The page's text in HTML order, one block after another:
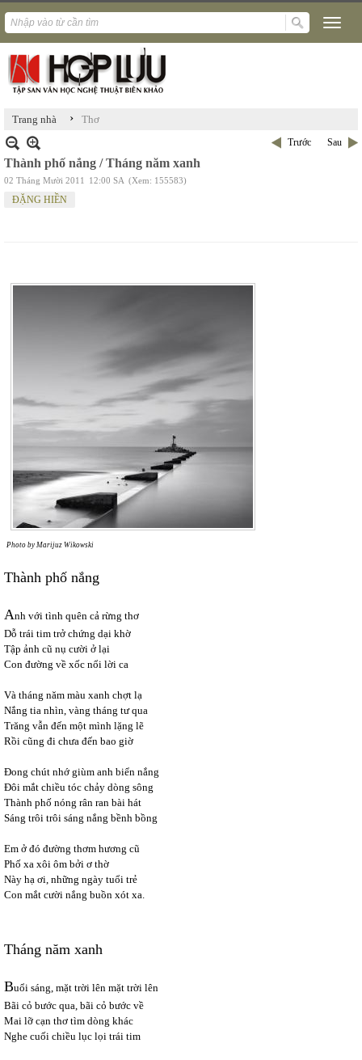
Trang nhà › Thơ
Trước Sau
Thành phố nắng / Tháng năm xanh
02 Tháng Mười 2011 12:00 SA (Xem: 155583)
ĐẶNG HIỀN
Photo by Marijuz Wikowski
Thành phố nắng
Anh với tình quên cả rừng thơ
Dỗ trái tim trở chứng dại khờ
Tập ảnh cũ nụ cười ở lại
Con đường về xốc nổi lời ca
Và tháng năm màu xanh chợt lạ
Nắng tia nhìn, vàng tháng tư qua
Trăng vẫn đến một mình lặng lẽ
Rồi cũng đi chưa đến bao giờ
Đong chút nhớ giùm anh biển nắng
Đôi mắt chiều tóc chảy dòng sông
Thành phố nóng rân ran bài hát
Sáng trôi trôi sáng nắng bềnh bồng
Em ở đó đường thơm hương cũ
Phố xa xôi ôm bởi ơ thờ
Này hạ ơi, những ngày tuổi trẻ
Con mắt cười nắng buồn xót xa.
Tháng năm xanh
Buổi sáng, mặt trời lên mặt trời lên
Bãi cỏ bước qua, bãi cỏ bước về
Mai lỡ cạn thơ tìm dòng khác
Nghe cuối chiều lục lọi trái tim